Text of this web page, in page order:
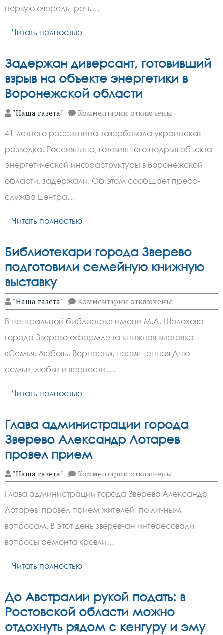
первую очередь, речь…
Читать полностью
Задержан диверсант, готовивший
взрыв на объекте энергетики в
Воронежской области
"Наша газета" Комментарии к
записи
диверсант,
готовивший
взрыв
на
объекте
энергетики
отключены
41-летнего россиянина завербовала украинская
разведка. Россиянина, готовившего подрыв объекта
энергетической инфраструктуры в Воронежской
области, задержали. Об этом сообщает пресс-
служба Центра…
Читать полностью
Библиотекари города Зверево
подготовили семейную книжную
выставку
"Наша газета" Комментарии к
записи
Библиотекари
города
Зверево
подготовили
семейную
книжную
отключены
В центральной библиотеке имени М.А. Шолохова
города Зверево оформлена книжная выставка
«Семья. Любовь. Верность», посвященная Дню
семьи, любви и верности….
Читать полностью
Глава администрации города
Зверево Александр Лотарев
провел прием
"Наша газета" Комментарии к
записи
Глава
администрации
города
Зверево
Александр
Лотарев
отключены
Глава администрации города Зверево Александр
Лотарев провел прием жителей по личным
вопросам. В этот день зверевчан интересовали
вопросы ремонта кровли…
Читать полностью
До Австралии рукой подать: в
Ростовской области можно
отдохнуть рядом с кенгуру и эму